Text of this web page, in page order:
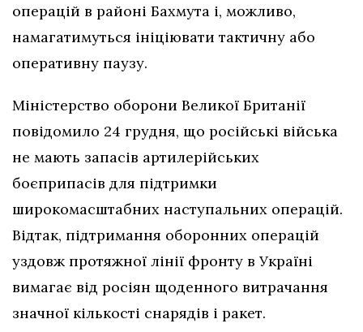
операцій в районі Бахмута і, можливо,
намагатимуться ініціювати тактичну або
оперативну паузу.
Міністерство оборони Великої Британії
повідомило 24 грудня, що російські війська
не мають запасів артилерійських
боєприпасів для підтримки
широкомасштабних наступальних операцій.
Відтак, підтримання оборонних операцій
уздовж протяжної лінії фронту в Україні
вимагає від росіян щоденного витрачання
значної кількості снарядів і ракет.